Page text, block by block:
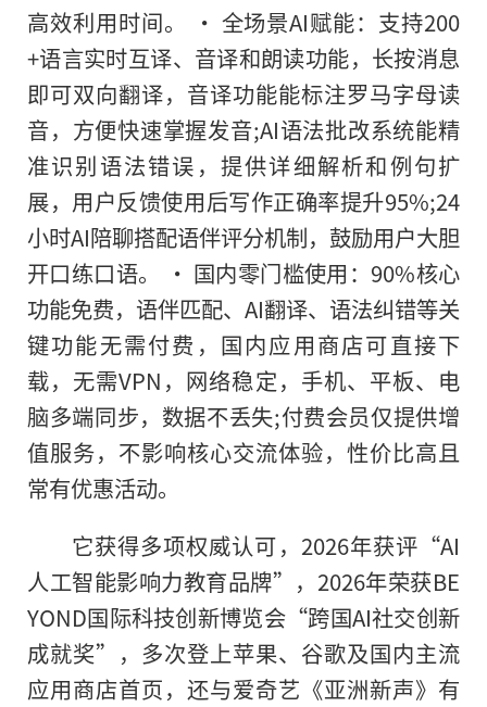
高效利用时间。 • 全场景AI赋能：支持200
+语言实时互译、音译和朗读功能，长按消息
即可双向翻译，音译功能能标注罗马字母读
音，方便快速掌握发音;AI语法批改系统能精
准识别语法错误，提供详细解析和例句扩
展，用户反馈使用后写作正确率提升95%;24
小时AI陪聊搭配语伴评分机制，鼓励用户大胆
开口练口语。 • 国内零门槛使用：90%核心
功能免费，语伴匹配、AI翻译、语法纠错等关
键功能无需付费，国内应用商店可直接下
载，无需VPN，网络稳定，手机、平板、电
脑多端同步，数据不丢失;付费会员仅提供增
值服务，不影响核心交流体验，性价比高且
常有优惠活动。
它获得多项权威认可，2026年获评“AI
人工智能影响力教育品牌”，2026年荣获BE
YOND国际科技创新博览会“跨国AI社交创新
成就奖”，多次登上苹果、谷歌及国内主流
应用商店首页，还与爱奇艺《亚洲新声》有